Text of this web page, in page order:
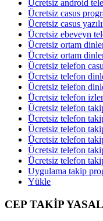
Ücretsiz android
Ücretsiz casus
Ücretsiz casus
Ücretsiz ebeveyn
Ücretsiz ortam
Ücretsiz ortam
Ücretsiz telefon
Ücretsiz telefon
Ücretsiz telefon
Ücretsiz telefon
Ücretsiz telefon
Ücretsiz telefon
Ücretsiz telefon
Ücretsiz telefon
Ücretsiz telefon
Ücretsiz telefon
Uygulama takip
Yükle
CEP TAKİP